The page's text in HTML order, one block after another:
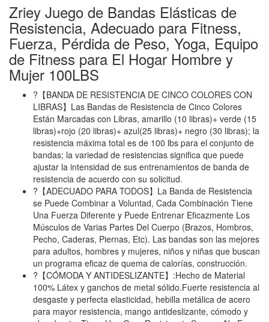
Zriey Juego de Bandas Elásticas de
Resistencia, Adecuado para Fitness,
Fuerza, Pérdida de Peso, Yoga, Equipo
de Fitness para El Hogar Hombre y
Mujer 100LBS
?【BANDA DE RESISTENCIA DE CINCO COLORES CON
LIBRAS】Las Bandas de Resistencia de Cinco Colores
Están Marcadas con Libras, amarillo (10 libras)+ verde (15
libras)+rojo (20 libras)+ azul(25 libras)+ negro (30 libras); la
resistencia máxima total es de 100 lbs para el conjunto de
bandas; la variedad de resistencias significa que puede
ajustar la intensidad de sus entrenamientos de banda de
resistencia de acuerdo con su solicitud.
?【ADECUADO PARA TODOS】La Banda de Resistencia
se Puede Combinar a Voluntad, Cada Combinación Tiene
Una Fuerza Diferente y Puede Entrenar Eficazmente Los
Músculos de Varias Partes Del Cuerpo (Brazos, Hombros,
Pecho, Caderas, Piernas, Etc). Las bandas son las mejores
para adultos, hombres y mujeres, niños y niñas que buscan
un programa eficaz de quema de calorías, construcción.
?【CÓMODA Y ANTIDESLIZANTE】:Hecho de Material
100% Látex y ganchos de metal sólido.Fuerte resistencia al
desgaste y perfecta elasticidad, hebilla metálica de acero
para mayor resistencia, mango antideslizante, cómodo y